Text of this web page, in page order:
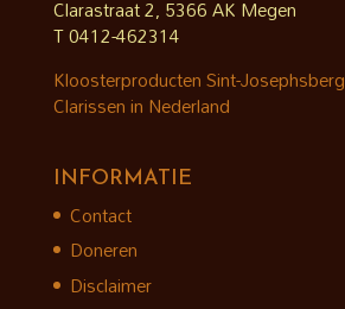
Clarastraat 2, 5366 AK Megen
T 0412-462314
Kloosterproducten Sint-Josephsberg
Clarissen in Nederland
INFORMATIE
Contact
Doneren
Disclaimer